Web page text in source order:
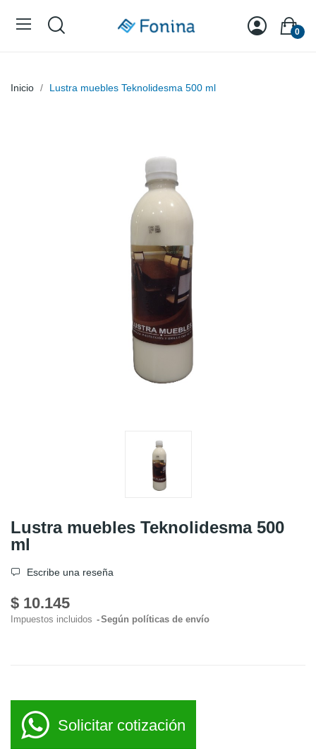
0
Inicio Lustra muebles Teknolidesma 500 ml
Lustra muebles Teknolidesma 500
ml
Escribe una reseña
$ 10.145
Impuestos incluidos Según políticas de envío
Solicitar cotización